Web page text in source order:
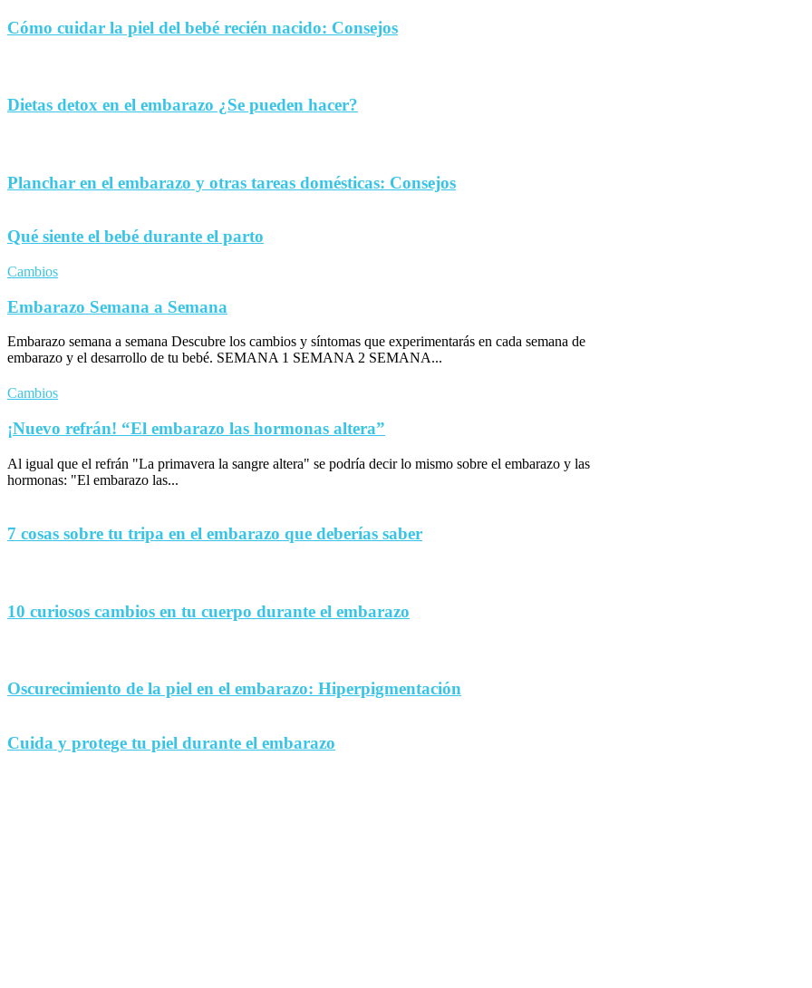
Cómo cuidar la piel del bebé recién nacido: Consejos
Dietas detox en el embarazo ¿Se pueden hacer?
Planchar en el embarazo y otras tareas domésticas: Consejos
Qué siente el bebé durante el parto
Cambios
Embarazo Semana a Semana
Embarazo semana a semana Descubre los cambios y síntomas que experimentarás en cada semana de
embarazo y el desarrollo de tu bebé. SEMANA 1 SEMANA 2 SEMANA...
Cambios
¡Nuevo refrán! “El embarazo las hormonas altera”
Al igual que el refrán "La primavera la sangre altera" se podría decir lo mismo sobre el embarazo y las
hormonas: "El embarazo las...
7 cosas sobre tu tripa en el embarazo que deberías saber
10 curiosos cambios en tu cuerpo durante el embarazo
Oscurecimiento de la piel en el embarazo: Hiperpigmentación
Cuida y protege tu piel durante el embarazo